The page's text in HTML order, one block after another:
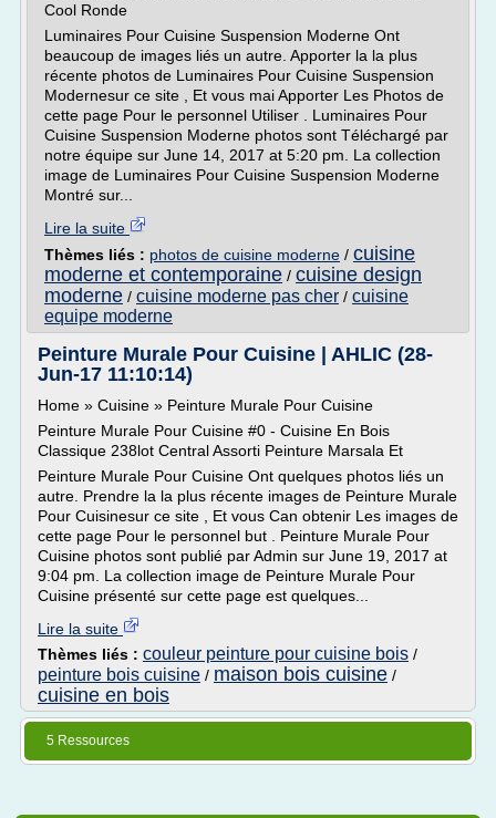
Cool Ronde
Luminaires Pour Cuisine Suspension Moderne Ont
beaucoup de images liés un autre. Apporter la la plus
récente photos de Luminaires Pour Cuisine Suspension
Modernesur ce site , Et vous mai Apporter Les Photos de
cette page Pour le personnel Utiliser . Luminaires Pour
Cuisine Suspension Moderne photos sont Téléchargé par
notre équipe sur June 14, 2017 at 5:20 pm. La collection
image de Luminaires Pour Cuisine Suspension Moderne
Montré sur...
Lire la suite
Thèmes liés : photos de cuisine moderne / cuisine
moderne et contemporaine / cuisine design
moderne / cuisine moderne pas cher / cuisine
equipe moderne
Peinture Murale Pour Cuisine | AHLIC (28-
Jun-17 11:10:14)
Home » Cuisine » Peinture Murale Pour Cuisine
Peinture Murale Pour Cuisine #0 - Cuisine En Bois
Classique 238lot Central Assorti Peinture Marsala Et
Peinture Murale Pour Cuisine Ont quelques photos liés un
autre. Prendre la la plus récente images de Peinture Murale
Pour Cuisinesur ce site , Et vous Can obtenir Les images de
cette page Pour le personnel but . Peinture Murale Pour
Cuisine photos sont publié par Admin sur June 19, 2017 at
9:04 pm. La collection image de Peinture Murale Pour
Cuisine présenté sur cette page est quelques...
Lire la suite
Thèmes liés : couleur peinture pour cuisine bois /
peinture bois cuisine / maison bois cuisine /
cuisine en bois
5 Ressources